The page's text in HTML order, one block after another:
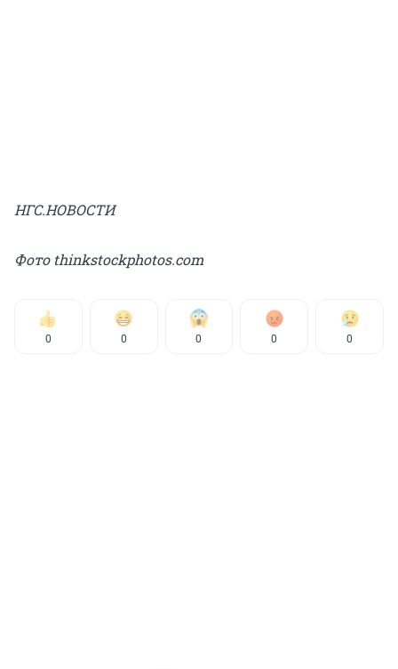
НГС.НОВОСТИ
Фото thinkstockphotos.com
0 0 0 0 0